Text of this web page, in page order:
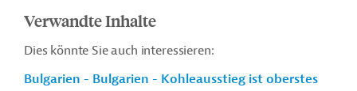
Verwandte Inhalte
Dies könnte Sie auch interessieren:
Bulgarien - Bulgarien - Kohleausstieg ist oberstes